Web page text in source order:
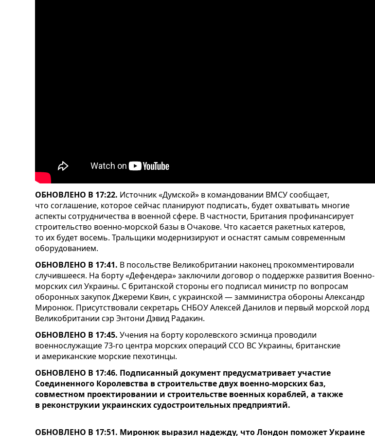
ОБНОВЛЕНО В 17:22. Источник «Думской» в командовании ВМСУ сообщает,
что соглашение, которое сейчас планируют подписать, будет охватывать многие
аспекты сотрудничества в военной сфере. В частности, Британия профинансирует
строительство военно-морской базы в Очакове. Что касается ракетных катеров,
то их будет восемь. Тральщики модернизируют и оснастят самым современным
оборудованием.
ОБНОВЛЕНО В 17:41. В посольстве Великобритании наконец прокомментировали
случившееся. На борту «Дефендера» заключили договор о поддержке развития Военно-
морских сил Украины. С британской стороны его подписал министр по вопросам
оборонных закупок Джереми Квин, с украинской — замминистра обороны Александр
Миронюк. Присутствовали секретарь СНБОУ Алексей Данилов и первый морской лорд
Великобритании сэр Энтони Дэвид Радакин.
ОБНОВЛЕНО В 17:45. Учения на борту королевского эсминца проводили
военнослужащие 73-го центра морских операций ССО ВС Украины, британские
и американские морские пехотинцы.
ОБНОВЛЕНО В 17:46. Подписанный документ предусматривает участие
Соединенного Королевства в строительстве двух военно-морских баз,
совместном проектировании и строительстве военных кораблей, а также
в реконструкии украинских судостроительных предприятий.
ОБНОВЛЕНО В 17:51. Миронюк выразил надежду, что Лондон поможет Украине